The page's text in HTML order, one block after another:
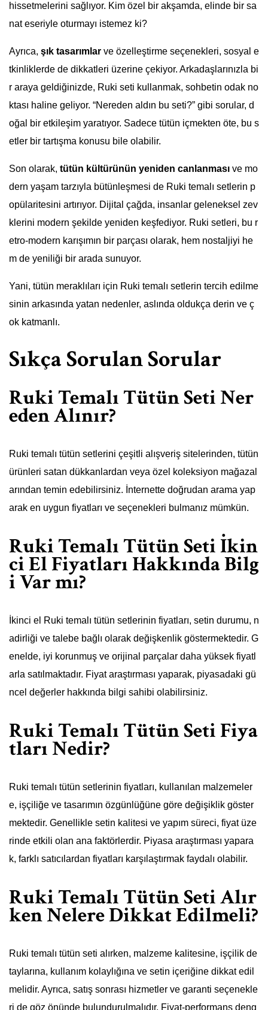
hissetmelerini sağlıyor. Kim özel bir akşamda, elinde bir sa
nat eseriyle oturmayı istemez ki?
Ayrıca, şık tasarımlar ve özelleştirme seçenekleri, sosyal e
tkinliklerde de dikkatleri üzerine çekiyor. Arkadaşlarınızla bi
r araya geldiğinizde, Ruki seti kullanmak, sohbetin odak no
ktası haline geliyor. “Nereden aldın bu seti?” gibi sorular, d
oğal bir etkileşim yaratıyor. Sadece tütün içmekten öte, bu s
etler bir tartışma konusu bile olabilir.
Son olarak, tütün kültürünün yeniden canlanması ve mo
dern yaşam tarzıyla bütünleşmesi de Ruki temalı setlerin p
opülaritesini artırıyor. Dijital çağda, insanlar geleneksel zev
klerini modern şekilde yeniden keşfediyor. Ruki setleri, bu r
etro-modern karışımın bir parçası olarak, hem nostaljiyi he
m de yeniliği bir arada sunuyor.
Yani, tütün meraklıları için Ruki temalı setlerin tercih edilme
sinin arkasında yatan nedenler, aslında oldukça derin ve ç
ok katmanlı.
Sıkça Sorulan Sorular
Ruki Temalı Tütün Seti Ner
eden Alınır?
Ruki temalı tütün setlerini çeşitli alışveriş sitelerinden, tütün
ürünleri satan dükkanlardan veya özel koleksiyon mağazal
arından temin edebilirsiniz. İnternette doğrudan arama yap
arak en uygun fiyatları ve seçenekleri bulmanız mümkün.
Ruki Temalı Tütün Seti İkin
ci El Fiyatları Hakkında Bilg
i Var mı?
İkinci el Ruki temalı tütün setlerinin fiyatları, setin durumu, n
adirliği ve talebe bağlı olarak değişkenlik göstermektedir. G
enelde, iyi korunmuş ve orijinal parçalar daha yüksek fiyatl
arla satılmaktadır. Fiyat araştırması yaparak, piyasadaki gü
ncel değerler hakkında bilgi sahibi olabilirsiniz.
Ruki Temalı Tütün Seti Fiya
tları Nedir?
Ruki temalı tütün setlerinin fiyatları, kullanılan malzemeler
e, işçiliğe ve tasarımın özgünlüğüne göre değişiklik göster
mektedir. Genellikle setin kalitesi ve yapım süreci, fiyat üze
rinde etkili olan ana faktörlerdir. Piyasa araştırması yapara
k, farklı satıcılardan fiyatları karşılaştırmak faydalı olabilir.
Ruki Temalı Tütün Seti Alır
ken Nelere Dikkat Edilmeli?
Ruki temalı tütün seti alırken, malzeme kalitesine, işçilik de
taylarına, kullanım kolaylığına ve setin içeriğine dikkat edil
melidir. Ayrıca, satış sonrası hizmetler ve garanti seçenekle
ri de göz önünde bulundurulmalıdır. Fiyat-performans deng